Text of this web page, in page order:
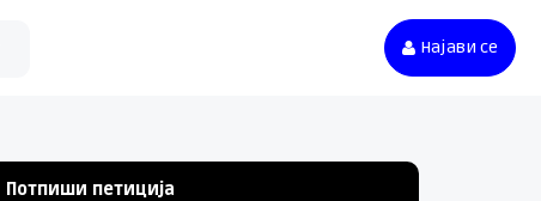
Најави се
Потпиши петиција